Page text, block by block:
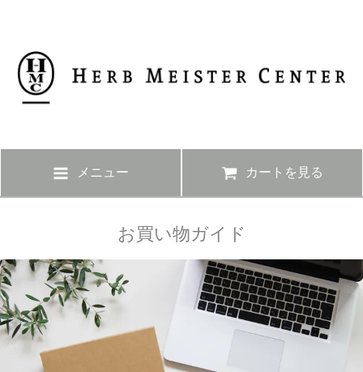
メニュー カートを見る
お買い物ガイド